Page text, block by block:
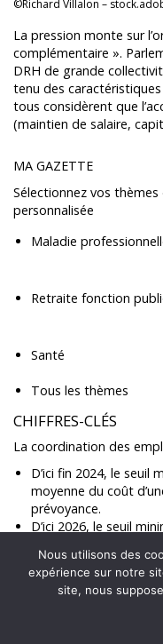
©Richard Villalon –
La pression monte sur
complémentaire ».
DRH de grande
tenu des
tous considèrent que
(maintien de salaire,
MA GAZETTE
Sélectionnez vos
personnalisée
Maladie
Retraite fonction
Santé
Tous les thèmes
CHIFFRES-CLÉS
La coordination des
D’ici fin 2024, le seuil
moyenne du coût
prévoyance.
D’ici 2026, le seuil
Les prises de position
l’amélioration de la
plus pressantes.
dans le cadre de
Nous utilisons des
expérience sur notre
site, nous